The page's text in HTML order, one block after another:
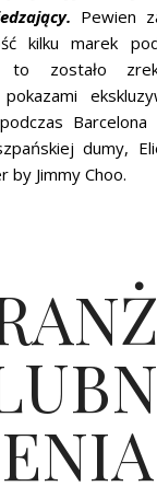
Pewien
kilku marek
zostało
dumy,
by Jimmy Choo.